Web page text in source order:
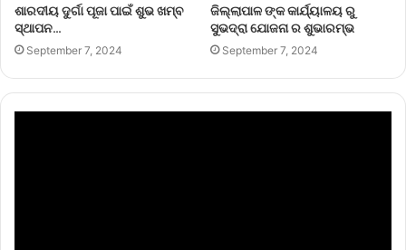
ଶାରଦୀୟ ଦୁର୍ଗା ପୂଜା ପାଇଁ ଶୁଭ ଖମ୍ବ
ସ୍ଥାପନ…
September 7, 2024
ଜିଲ୍ଲାପାଳ ଙ୍କ କାର୍ଯ୍ୟାଳୟ ରୁ
ସୁଭଦ୍ରା ଯୋଜନା ର ଶୁଭାରମ୍ଭ
September 7, 2024